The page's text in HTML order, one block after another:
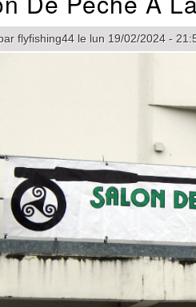
flyfishing44 le lun 19/02/2024 -